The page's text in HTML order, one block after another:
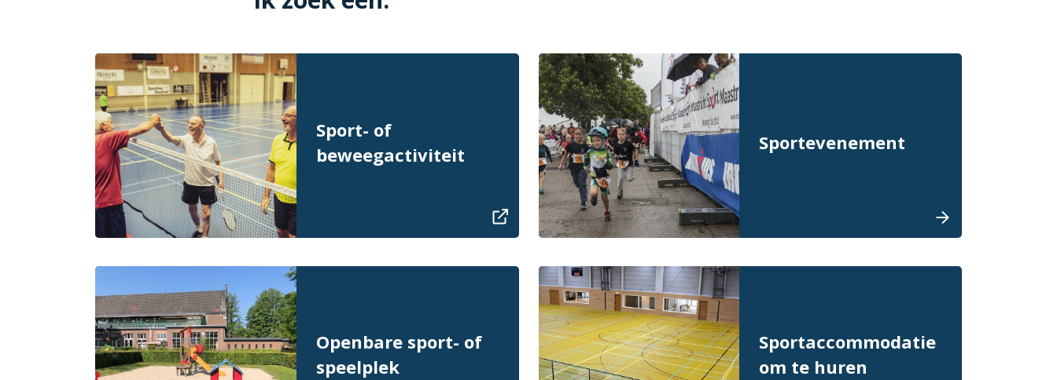
Sport- of
beweegactiviteit
Sportevenement
Openbare sport- of
speelplek
Sportaccommodatie
om te huren